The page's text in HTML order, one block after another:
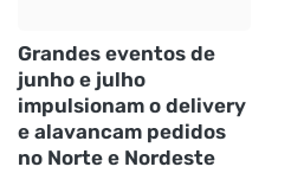
Grandes eventos de
junho e julho
impulsionam o delivery
e alavancam pedidos
no Norte e Nordeste